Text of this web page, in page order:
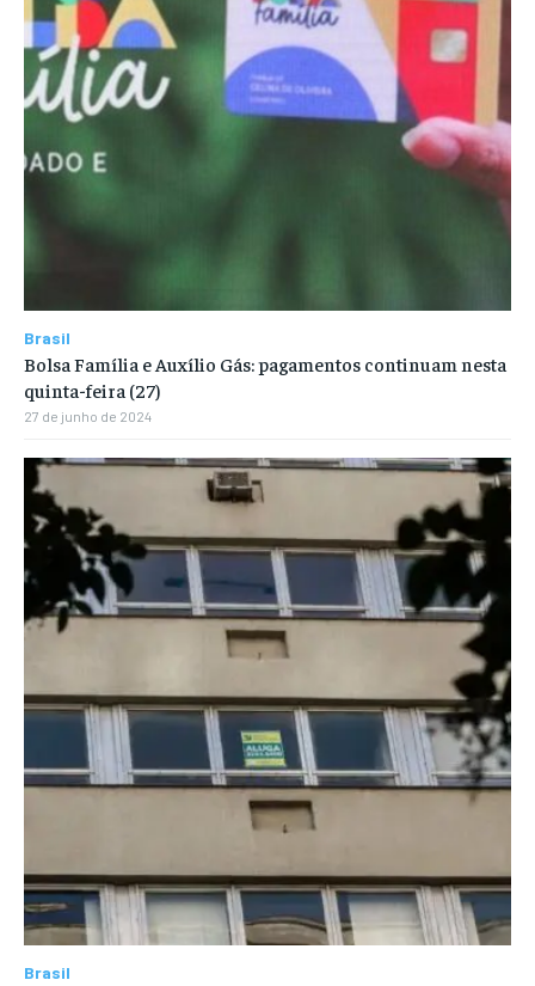
Brasil
Bolsa Família e Auxílio Gás: pagamentos continuam nesta
quinta-feira (27)
27 de junho de 2024
Brasil